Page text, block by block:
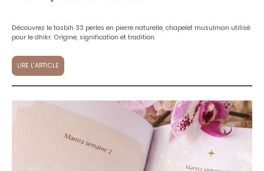
Découvrez le tasbih 33 perles en pierre naturelle, chapelet musulman utilisé
pour le dhikr. Origine, signification et tradition.
LIRE L'ARTICLE